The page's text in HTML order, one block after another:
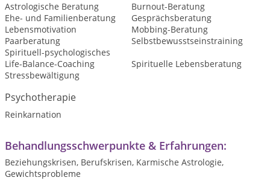
Astrologische Beratung
Burnout-Beratung
Ehe- und Familienberatung
Gesprächsberatung
Lebensmotivation
Mobbing-Beratung
Paarberatung
Selbstbewusstseinstraining
Spirituell-psychologisches
Life-Balance-Coaching
Spirituelle Lebensberatung
Stressbewältigung
Psychotherapie
Reinkarnation
Behandlungsschwerpunkte & Erfahrungen:
Beziehungskrisen, Berufskrisen, Karmische Astrologie,
Gewichtsprobleme